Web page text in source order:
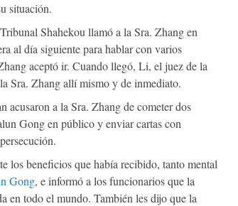
situación.
Shahekou llamó a la Sra. Zhang en
al día siguiente para hablar con varios
aceptó ir. Cuando llegó, Li, el juez de la
Sra. Zhang allí mismo y de inmediato.
acusaron a la Sra. Zhang de cometer dos
Gong en público y enviar cartas con
los beneficios que había recibido, tanto mental
Gong, e informó a los funcionarios que la
en todo el mundo. También les dijo que la